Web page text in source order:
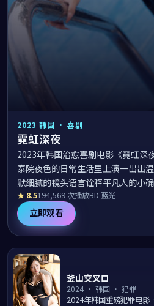
2023 韩国 · 喜剧
霓虹深夜
2023年韩国治愈喜剧电影《霓虹深
泰院夜色的日常生活里上演一出出
默细腻的镜头语言诠释平凡人的小
满，是适合下饭与睡前的最佳治愈良
★ 8.5194,569次播放BD 蓝光
立即观看
釜山交叉口
2024· 韩国 · 犯罪
2024年韩国重磅犯罪电影